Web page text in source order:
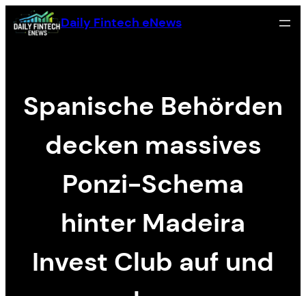
Skip
to
Daily Fintech eNews
Spanische Behörden
decken massives
Ponzi-Schema
hinter Madeira
Invest Club auf und